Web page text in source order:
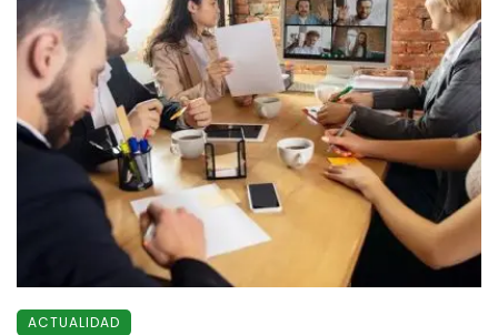
ACTUALIDAD